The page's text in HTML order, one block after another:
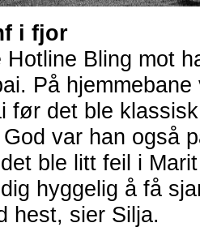
i fjor
Hotline Bling mot
På hjemmebane
før det ble
var han også
ble litt feil i
hyggelig å få
hest, sier Silja.